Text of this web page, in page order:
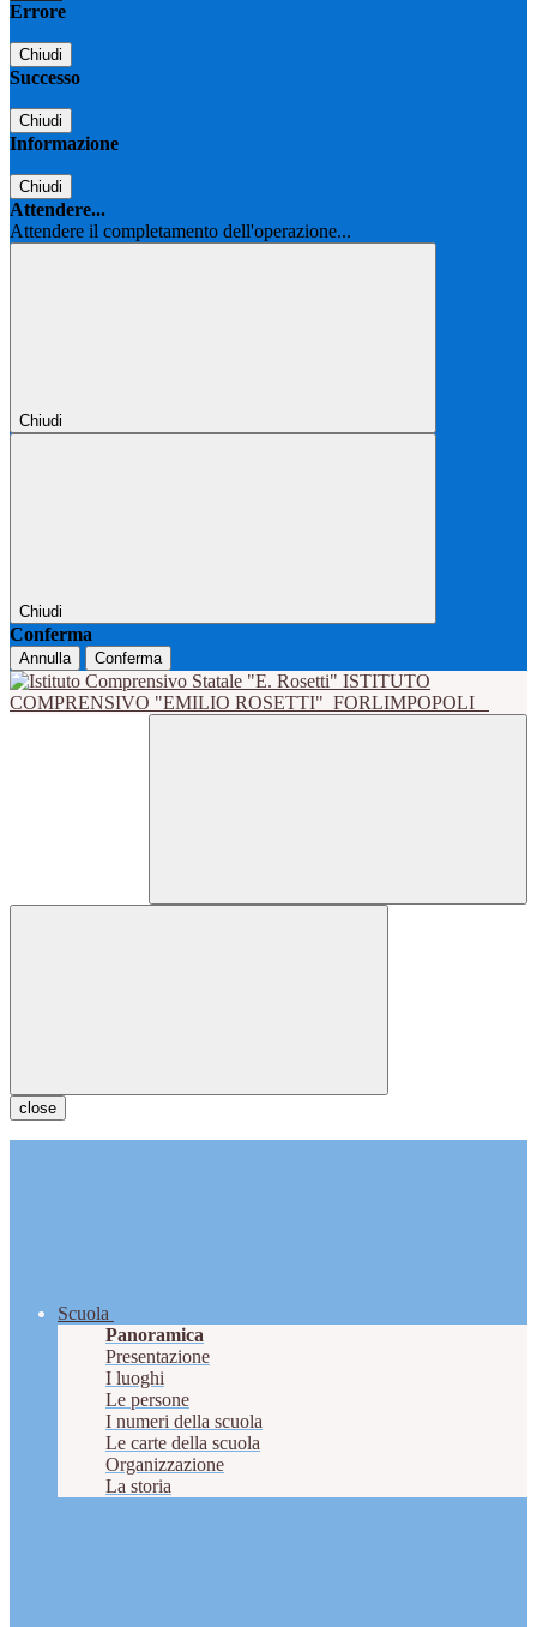
Errore
Chiudi
Successo
Chiudi
Informazione
Chiudi
Attendere...
Attendere il completamento dell'operazione...
Chiudi
Chiudi
Conferma
Annulla Conferma
ISTITUTO
COMPRENSIVO "EMILIO ROSETTI" FORLIMPOPOLI
close
Scuola
Panoramica
Presentazione
I luoghi
Le persone
I numeri della scuola
Le carte della scuola
Organizzazione
La storia